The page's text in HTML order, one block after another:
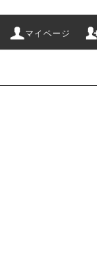
マイページ